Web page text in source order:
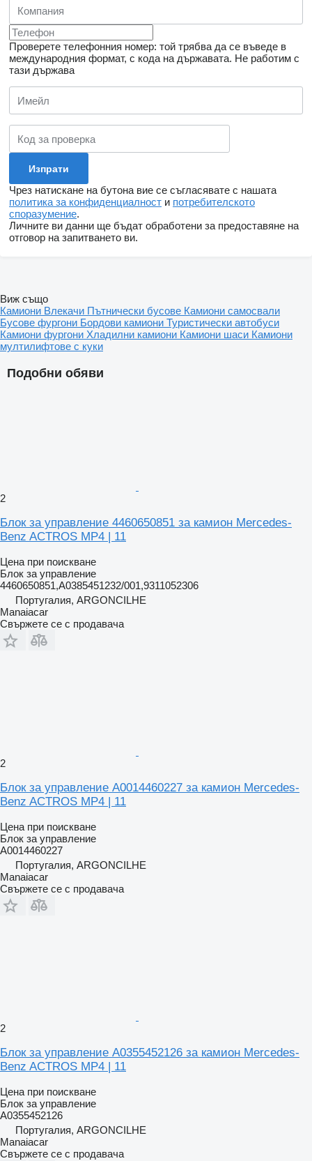
Проверете телефонния номер: той трябва да се въведе в
международния формат, с кода на държавата. Не работим с
тази държава
Чрез натискане на бутона вие се съгласявате с нашата
политика за конфиденциалност и потребителското
споразумение.
Личните ви данни ще бъдат обработени за предоставяне на
отговор на запитването ви.
Подобни обяви
2
Блок за управление 4460650851 за камион Mercedes-
Benz ACTROS MP4 | 11
Цена при поискване
Блок за управление
4460650851,A0385451232/001,9311052306
Португалия, ARGONCILHE
Manaiacar
Свържете се с продавача
2
Блок за управление A0014460227 за камион Mercedes-
Benz ACTROS MP4 | 11
Цена при поискване
Блок за управление
A0014460227
Португалия, ARGONCILHE
Manaiacar
Свържете се с продавача
2
Блок за управление A0355452126 за камион Mercedes-
Benz ACTROS MP4 | 11
Цена при поискване
Блок за управление
A0355452126
Португалия, ARGONCILHE
Manaiacar
Свържете се с продавача
Виж също
Камиони Влекачи Пътнически бусове Камиони самосвали
Бусове фургони Бордови камиони Туристически автобуси
Камиони фургони Хладилни камиони Камиони шаси Камиони
мултилифтове с куки